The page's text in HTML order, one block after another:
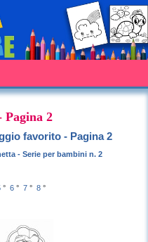
Pagina 2
favorito - Pagina 2
- Serie per bambini n. 2
° 6 ° 7 ° 8 °